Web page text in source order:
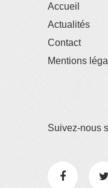
Accueil
Actualités
Contact
Mentions
Suivez-nous